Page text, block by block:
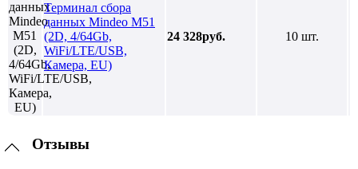
Терминал сбора
данных Mindeo M51
(2D, 4/64Gb,
WiFi/LTE/USB,
Камера, EU)
24 328руб. 10 шт.
Отзывы